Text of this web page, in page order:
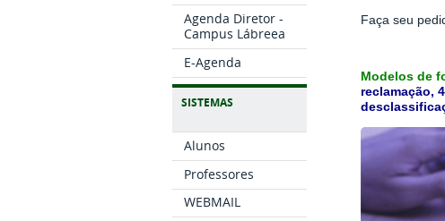
Agenda Diretor -
Campus Lábreea
E-Agenda
SISTEMAS
Alunos
Professores
WEBMAIL
Faça seu
Modelos de
reclamação,